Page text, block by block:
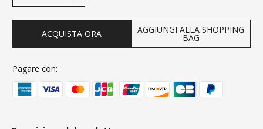
ACQUISTA ORA AGGIUNGI ALLA SHOPPING
BAG
Pagare con: